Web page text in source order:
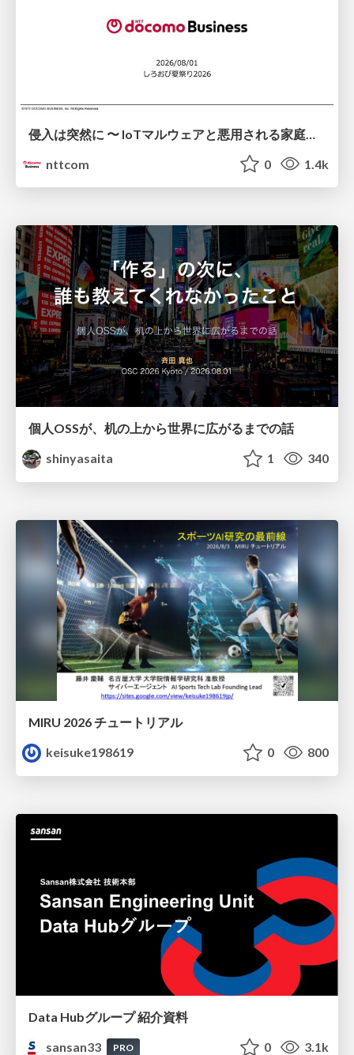
nttcom
0 1.4k
個人OSSが、机の上から世界に広がるまでの話
shinyasaita
1 340
MIRU 2026 チュートリアル
keisuke198619
0 800
Data Hubグループ 紹介資料
sansan33
PRO 0 3.1k